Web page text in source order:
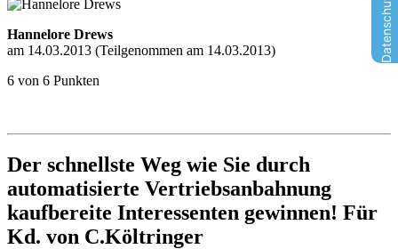
Hannelore Drews
am 14.03.2013 (Teilgenommen am 14.03.2013)
6 von 6 Punkten
Der schnellste Weg wie Sie durch
automatisierte Vertriebsanbahnung
kaufbereite Interessenten gewinnen! Für
Kd. von C.Költringer